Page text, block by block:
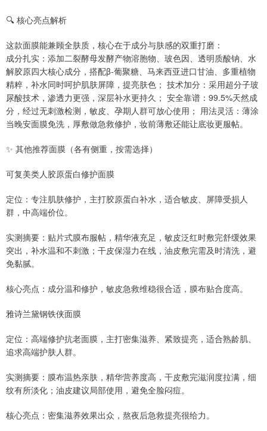
🔍 核心亮点解析
这款面膜能兼顾全肤质，核心在于成分与肤感的双重打磨：
成分扎实：添加二裂酵母发酵产物溶胞物、玻色因、透明质酸钠、水
解胶原四大核心成分，搭配β-葡聚糖、马来西亚进口甘油、多重植物
精粹，补水同时呵护肌肤屏障，提亮肤色； 技术加分：采用超分子玻
尿酸技术，渗透力更强，深层补水更持久； 安全靠谱：99.5%天然成
分，经过无刺激检测，敏皮、孕期人群可放心使用； 用法灵活：薄涂
当晚安面膜免洗，厚敷做急救修护，妆前薄敷还能让底妆更服帖。
✨ 其他推荐面膜（各有侧重，按需选择）
可复美类人胶原蛋白修护面膜
定位：专注肌肤修护，主打胶原蛋白补水，适合敏皮、屏障受损人
群，中高端价位。
实测摘要：贴片式膜布服帖，精华液充足，敏皮泛红时敷完舒缓效果
突出，补水温和不刺激；干皮保湿力在线，油皮敷完需及时清洗，避
免黏腻。
核心亮点：成分温和修护，敏皮急救维稳很合适，膜布贴合度高。
雅诗兰黛钢铁侠面膜
定位：高端修护抗老面膜，主打密集滋养、紧致提亮，适合熟龄肌、
追求高端护肤人群。
实测摘要：膜布温热亲肤，精华营养度高，干皮敷完滋润度拉满，细
纹有所淡化；油皮建议局部使用，避免全脸闷痘。
核心亮点：密集滋养效果出众，熬夜后急救提亮很给力。